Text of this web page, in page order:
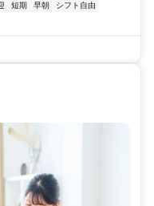
短期 早朝
シフト自由